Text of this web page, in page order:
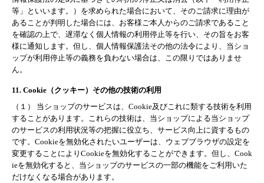
等」といいます。）を求められた場合において、そのご請求に理由が
あることが判明した場合には、お客様ご本人からのご請求であること
を確認の上で、遅滞なく個人情報の利用停止等を行い、その旨をお客
様に通知します。但し、個人情報保護法その他の法令により、当ショ
ップが利用停止等の義務を負わない場合は、この限りではありませ
ん。
11. Cookie（クッキー）その他の技術の利用
（１） 当ショップのサービスは、Cookie及びこれに類する技術を利用
することがあります。これらの技術は、当ショップによる当ショップ
のサービスの利用状況等の把握に役立ち、サービス向上に資するもの
です。Cookieを無効化されたいユーザーは、ウェブブラウザの設定を
変更することによりCookieを無効化することができます。但し、Cook
ieを無効化すると、当ショップのサービスの一部の機能をご利用いた
だけなくなる場合があります。